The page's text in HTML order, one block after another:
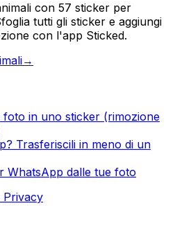
con 57 sticker per
tutti gli sticker e aggiungi
con l'app Sticked.
→
foto in uno sticker (rimozione
Trasferiscili in meno di un
WhatsApp dalle tue foto
Privacy